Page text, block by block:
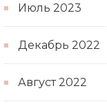
Июль 2023
Декабрь 2022
Август 2022